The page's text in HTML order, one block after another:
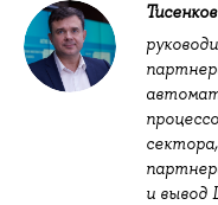
и вывод